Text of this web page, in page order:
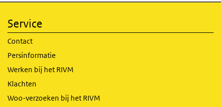
Service
Contact
Persinformatie
Werken bij het RIVM
Klachten
Woo-verzoeken bij het RIVM